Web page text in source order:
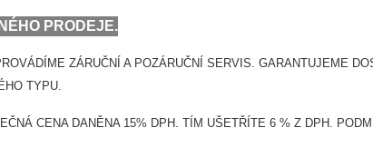
PRODEJE.
ZÁRUČNÍ A POZÁRUČNÍ SERVIS. GARANTUJEME
TYPU.
CENA DANĚNA 15% DPH. TÍM UŠETŘÍTE 6 % Z DPH.